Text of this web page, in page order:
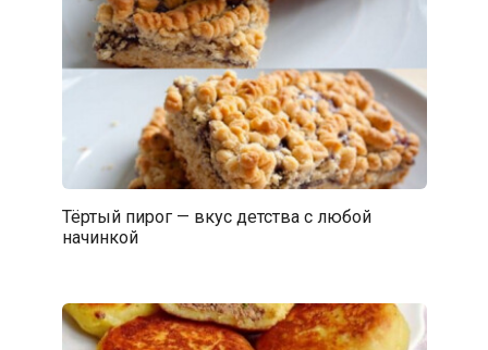
Тёртый пирог — вкус детства с любой
начинкой